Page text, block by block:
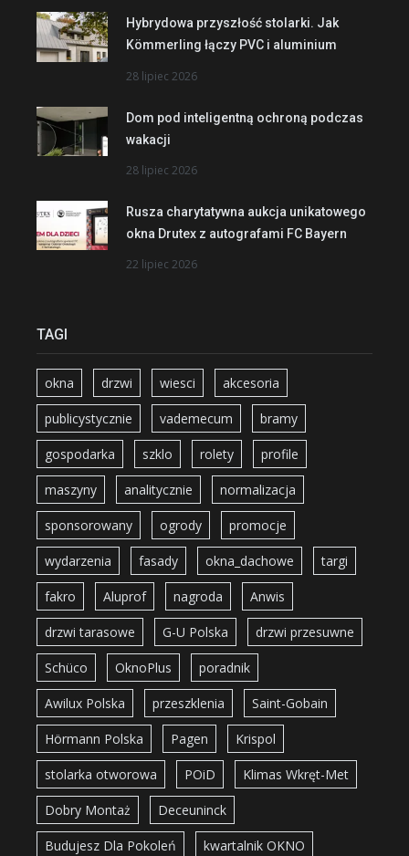
Hybrydowa przyszłość stolarki. Jak
Kömmerling łączy PVC i aluminium
28 lipiec 2026
Dom pod inteligentną ochroną podczas
wakacji
28 lipiec 2026
Rusza charytatywna aukcja unikatowego
okna Drutex z autografami FC Bayern
22 lipiec 2026
TAGI
okna drzwi wiesci akcesoria
publicystycznie vademecum bramy
gospodarka szklo rolety profile
maszyny analitycznie normalizacja
sponsorowany ogrody promocje
wydarzenia fasady okna_dachowe targi
fakro Aluprof nagroda Anwis
drzwi tarasowe G-U Polska drzwi przesuwne
Schüco OknoPlus poradnik
Awilux Polska przeszklenia Saint-Gobain
Hörmann Polska Pagen Krispol
stolarka otworowa POiD Klimas Wkręt-Met
Dobry Montaż Deceuninck
Budujesz Dla Pokoleń kwartalnik OKNO